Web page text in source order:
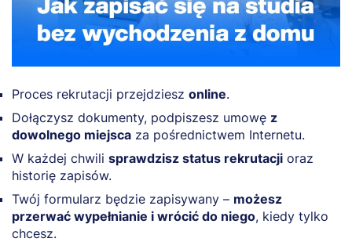
Proces rekrutacji przejdziesz online.
Dołączysz dokumenty, podpiszesz umowę z
dowolnego miejsca za pośrednictwem Internetu.
W każdej chwili sprawdzisz status rekrutacji oraz
historię zapisów.
Twój formularz będzie zapisywany – możesz
przerwać wypełnianie i wrócić do niego, kiedy tylko
chcesz.